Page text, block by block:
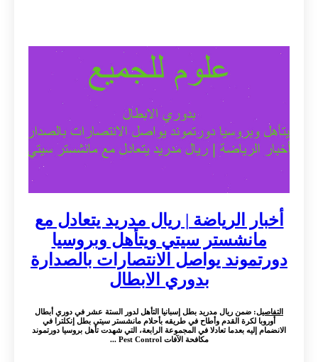
أخبار الرياضة | ريال مدريد يتعادل مع
مانشستر سيتي ويتأهل وبروسيا
دورتموند يواصل الانتصارات بالصدارة
بدوري الابطال
التفاصيل: ضمن ريال مدريد بطل إسبانيا التأهل لدور الستة عشر في دوري أبطال
أوروبا لكرة القدم وأطاح في طريقه بأحلام مانشستر سيتي بطل إنكلترا في
الانضمام إليه بعدما تعادلا في المجموعة الرابعة، التي شهدت تأهل بروسيا دورتموند
مكافحة الآفات Pest Control ...